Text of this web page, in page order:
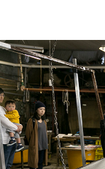
NEWS
ABOUT